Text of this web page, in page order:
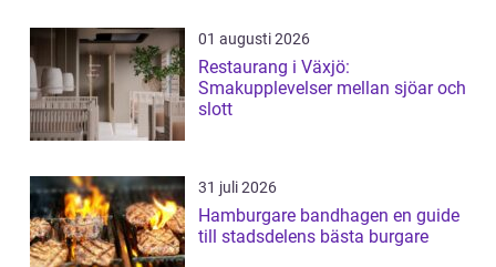
01 augusti 2026
Restaurang i Växjö:
Smakupplevelser mellan sjöar och
slott
31 juli 2026
Hamburgare bandhagen en guide
till stadsdelens bästa burgare